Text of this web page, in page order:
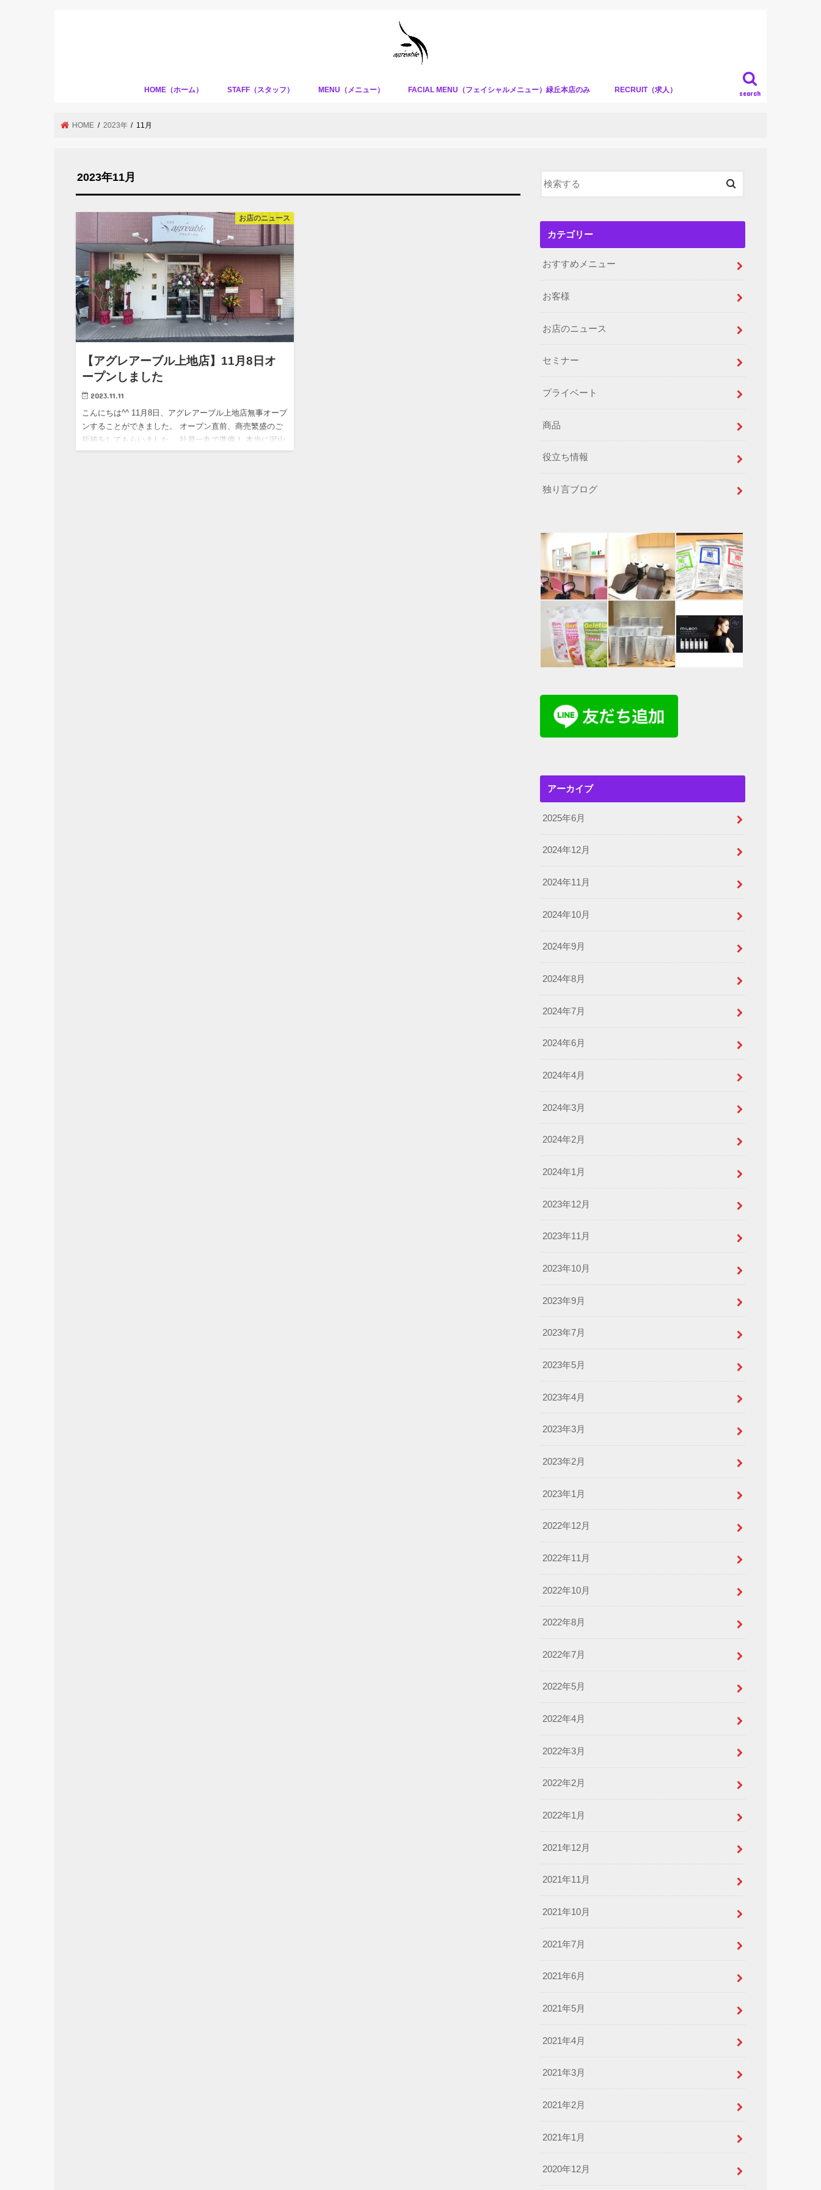
search
HOME（ホーム） STAFF（スタッフ） MENU（メニュー） FACIAL MENU（フェイシャルメニュー）緑丘本店のみ RECRUIT（求人）
HOME 2023年 11月
2023年11月
お店のニュース
【アグレアーブル上地店】11月8日オ
ープンしました
2023.11.11
こんにちは^^ 11月8日、アグレアーブル上地店無事オープ
ンすることができました。 オープン直前、商売繁盛のご
祈祷をしてもらいました。 社員一丸で準備！ 本当に沢山
のお花や戴き物があり、感謝の気持ちでいっぱいです！
カテゴリー
おすすめメニュー
お客様
お店のニュース
セミナー
プライベート
商品
役立ち情報
独り言ブログ
アーカイブ
2025年6月
2024年12月
2024年11月
2024年10月
2024年9月
2024年8月
2024年7月
2024年6月
2024年4月
2024年3月
2024年2月
2024年1月
2023年12月
2023年11月
2023年10月
2023年9月
2023年7月
2023年5月
2023年4月
2023年3月
2023年2月
2023年1月
2022年12月
2022年11月
2022年10月
2022年8月
2022年7月
2022年5月
2022年4月
2022年3月
2022年2月
2022年1月
2021年12月
2021年11月
2021年10月
2021年7月
2021年6月
2021年5月
2021年4月
2021年3月
2021年2月
2021年1月
2020年12月